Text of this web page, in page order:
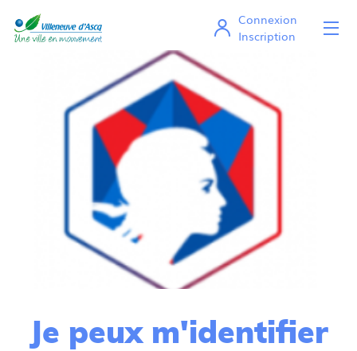
Mes démarches en ligne
Connexion
Inscription
Je peux m'identifier